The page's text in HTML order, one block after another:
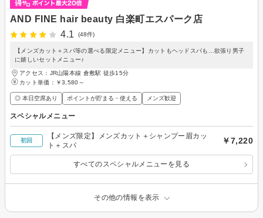
AND FINE hair beauty 白楽町エスパーク店
4.1
(48件)
【メンズカット＋スパ等の選べる限定メニュー】カットもヘッドスパも…欲張り男子
に嬉しいセットメニュー♪
アクセス：JR山陽本線 倉敷駅 徒歩15分
カット単価： ￥3,580～
◎ 本日空席あり ポイントが貯まる・使える メンズ歓迎
スペシャルメニュー
初回
【メンズ限定】メンズカット＋シャンプー眉カッ
ト＋スパ
￥7,220
すべてのスペシャルメニューを見る
その他の情報を表示